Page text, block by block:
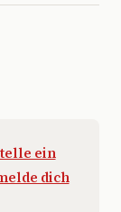
ein
dich